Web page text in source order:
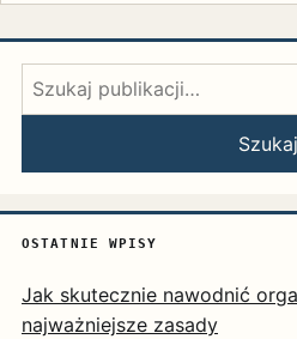
Szukaj:
Szukaj
OSTATNIE WPISY
Jak skutecznie nawodnić
najważniejsze zasady